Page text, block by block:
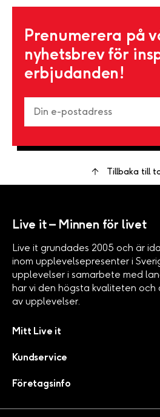
Prenumerera på
nyhetsbrev för
erbjudanden!
Tillbaka till
Live it – Minnen för livet
Live it grundades 2005 och är
inom upplevelsepresenter i
upplevelser i samarbete med
har vi den högsta kvaliteten
av upplevelser.
Mitt Live it
Kundservice
Företagsinfo